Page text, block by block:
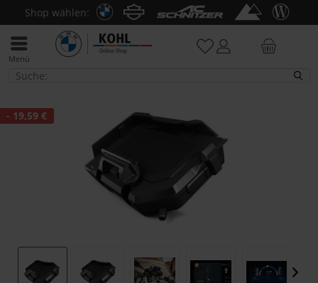
Shop wählen:
Menü
F 850 GS / Adv.
- 19,59 €